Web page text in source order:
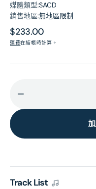
媒體類型:SACD
銷售地區:無地區限制
原
價
$233.00
運費在結帳時計算。
篇
說
(SACD)
Track List